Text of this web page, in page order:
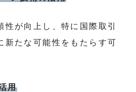
性が向上し、特に国際取引
新たな可能性をもたらす可
用